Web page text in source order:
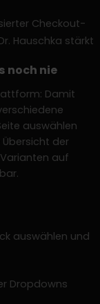
Checkout-
Hauschka stärkt
noch nie
Damit
auswählen
der
auf
auswählen und
Dropdowns